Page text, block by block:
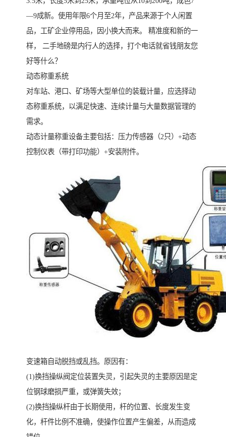
—9成新。使用年限6个月至2年，产品来源于个人闲置
品，工矿企业停用品，因小换大而来。 精准度和新的一
样， 二手地磅是内行人的选择，打个电话就省钱朋友您
好等什么？
动态称重系统
对车站、港口、矿场等大型单位的装载计量，应选择动
态称重系统，以满足快速、连续计量与大量数据管理的
需求。
动态计量称重设备主要包括：压力传感器（2只）+动态
控制仪表（带打印功能）+安装附件。
变速箱自动脱挡或乱挡。原因有：
(1)换挡操纵阀定位装置失灵，引起失灵的主要原因是定
位钢球磨损严重，或弹簧失效；
(2)换挡操纵杆由于长期使用，杆的位置、长度发生变
化，杆件比例不准确，使操作位置产生偏差，从而造成